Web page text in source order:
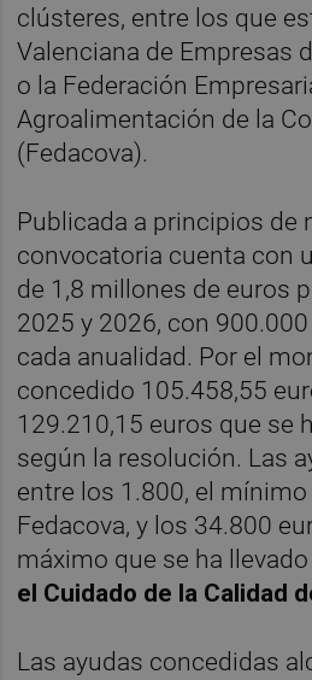
clústeres, entre los que
Valenciana de Empresas
o la Federación
Agroalimentación de la
(Fedacova).
Publicada a principios de
convocatoria cuenta con
de 1,8 millones de euros
2025 y 2026, con
cada anualidad. Por el
concedido 105.458,55
129.210,15 euros que se
según la resolución. Las
entre los 1.800, el
Fedacova, y los 34.800
máximo que se ha
el Cuidado de la Calidad
Las ayudas concedidas